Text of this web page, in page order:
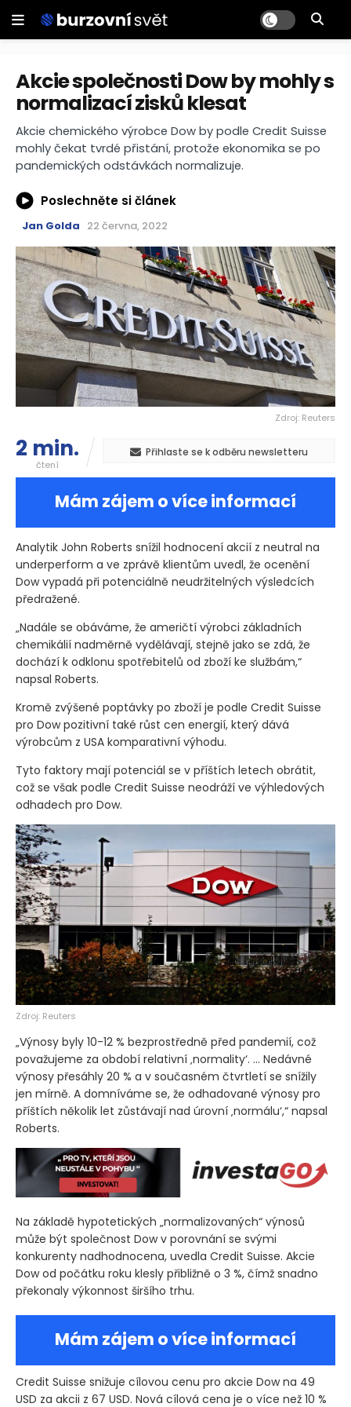
Akcie společnosti Dow by mohly s
normalizací zisků klesat
Akcie chemického výrobce Dow by podle Credit Suisse
mohly čekat tvrdé přistání, protože ekonomika se po
pandemických odstávkách normalizuje.
Poslechněte si článek
Jan Golda 22 června, 2022
Zdroj: Reuters
2 min.
čtení
Přihlaste se k odběru newsletteru
Mám zájem o více informací
Analytik John Roberts snížil hodnocení akcií z neutral na
underperform a ve zprávě klientům uvedl, že ocenění
Dow vypadá při potenciálně neudržitelných výsledcích
předražené.
„Nadále se obáváme, že američtí výrobci základních
chemikálií nadměrně vydělávají, stejně jako se zdá, že
dochází k odklonu spotřebitelů od zboží ke službám,“
napsal Roberts.
Kromě zvýšené poptávky po zboží je podle Credit Suisse
pro Dow pozitivní také růst cen energií, který dává
výrobcům z USA komparativní výhodu.
Tyto faktory mají potenciál se v příštích letech obrátit,
což se však podle Credit Suisse neodráží ve výhledových
odhadech pro Dow.
Zdroj: Reuters
„Výnosy byly 10-12 % bezprostředně před pandemií, což
považujeme za období relativní ‚normality‘. … Nedávné
výnosy přesáhly 20 % a v současném čtvrtletí se snížily
jen mírně. A domníváme se, že odhadované výnosy pro
příštích několik let zůstávají nad úrovní ‚normálu‘,“ napsal
Roberts.
Na základě hypotetických „normalizovaných“ výnosů
může být společnost Dow v porovnání se svými
konkurenty nadhodnocena, uvedla Credit Suisse. Akcie
Dow od počátku roku klesly přibližně o 3 %, čímž snadno
překonaly výkonnost širšího trhu.
Mám zájem o více informací
Credit Suisse snižuje cílovou cenu pro akcie Dow na 49
USD za akcii z 67 USD. Nová cílová cena je o více než 10 %